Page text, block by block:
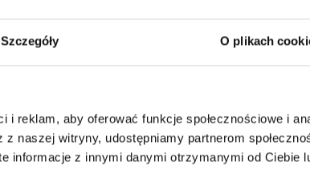
Szczegóły O plikach
reklam, aby oferować funkcje społecznościowe i
naszej witryny, udostępniamy partnerom
informacje z innymi danymi otrzymanymi od Ciebie
PRODUKTY